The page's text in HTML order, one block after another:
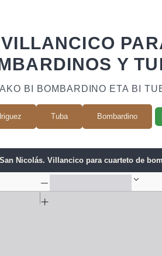
Y
BI BOMBARDINO ETA BI
Tuba Bombardino
San Nicolás. Villancico para cuarteto de